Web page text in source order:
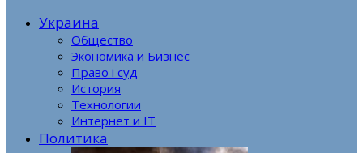
Украина
Общество
Экономика и Бизнес
Право і суд
История
Технологии
Интернет и IT
Политика